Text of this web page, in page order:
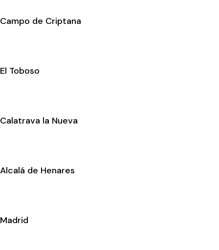
Campo de Criptana
El Toboso
Calatrava la Nueva
Alcalá de Henares
Madrid